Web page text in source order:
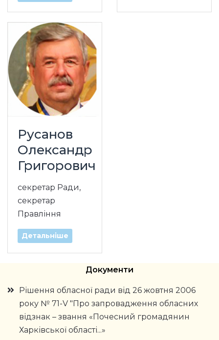
Русанов
Олександр
Григорович
секретар Ради,
секретар
Правління
Детальніше
Документи
Рішення обласної ради від 26 жовтня 2006
року № 71-V "Про запровадження обласних
відзнак – звання «Почесний громадянин
Харківської області...»